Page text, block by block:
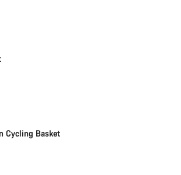
Cycling Basket